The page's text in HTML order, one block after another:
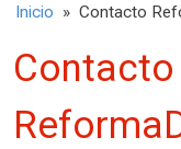
Inicio » Contacto
Contacto